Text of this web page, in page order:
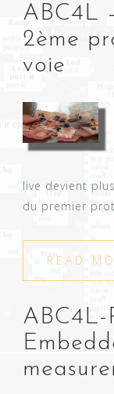
ABC4L
2ème
voie
live devient
du premier
READ